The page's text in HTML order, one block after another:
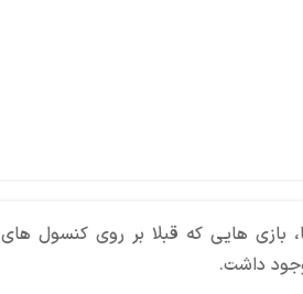
هایی که قبلا بر روی کنسول های